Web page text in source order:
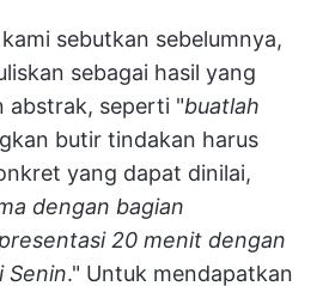
sebutkan sebelumnya,
sebagai hasil yang
abstrak, seperti "buatlah
butir tindakan harus
yang dapat dinilai,
dengan bagian
20 menit dengan
Senin." Untuk mendapatkan